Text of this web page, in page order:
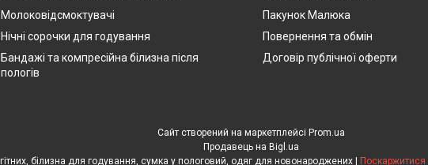
Молоковідсмоктувачі
Нічні сорочки для годування
Бандажі та компресійна білизна після
пологів
Пакунок Малюка
Повернення та обмін
Договір публічної оферти
Сайт створений на маркетплейсі Prom.ua
Продавець на Bigl.ua
Поскаржитися